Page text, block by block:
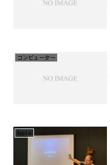
コンビューター
Apple